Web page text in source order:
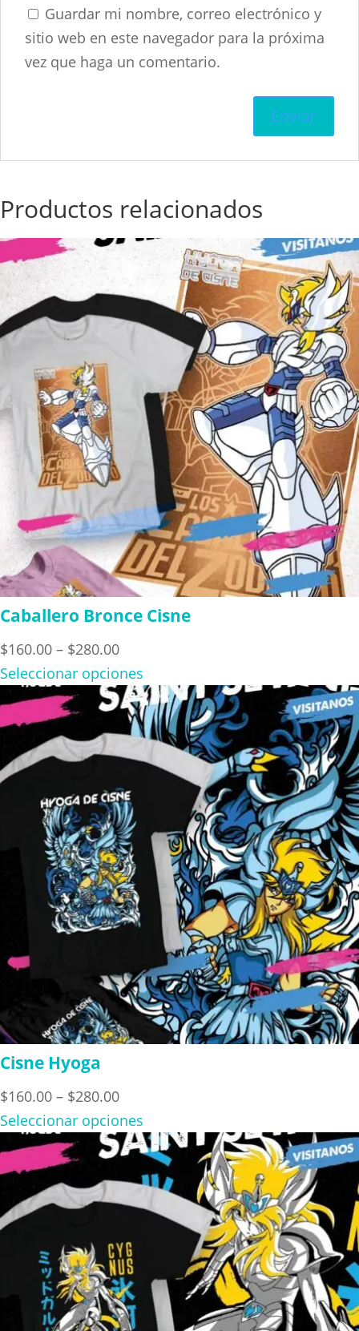
Guardar mi nombre, correo electrónico y
sitio web en este navegador para la próxima
vez que haga un comentario.
Productos relacionados
Caballero Bronce Cisne
$160.00 – $280.00Price
range:
$160.00
through
$280.00
Seleccionar opciones
Cisne Hyoga
$160.00 – $280.00Price
range:
$160.00
through
$280.00
Seleccionar opciones